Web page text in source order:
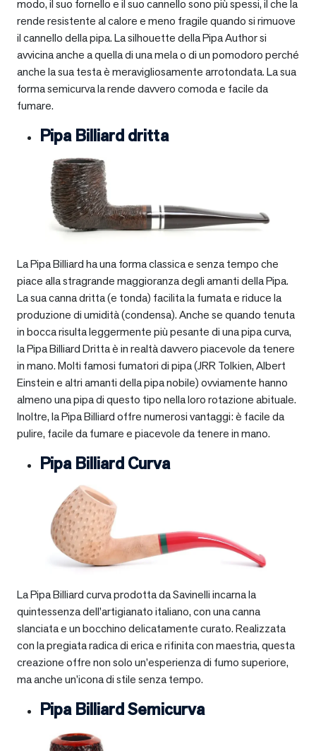
modo, il suo fornello e il suo cannello sono più spessi, il che la
rende resistente al calore e meno fragile quando si rimuove
il cannello della pipa. La silhouette della Pipa Author si
avvicina anche a quella di una mela o di un pomodoro perché
anche la sua testa è meravigliosamente arrotondata. La sua
forma semicurva la rende davvero comoda e facile da
fumare.
Pipa Billiard dritta
La Pipa Billiard ha una forma classica e senza tempo che
piace alla stragrande maggioranza degli amanti della Pipa.
La sua canna dritta (e tonda) facilita la fumata e riduce la
produzione di umidità (condensa). Anche se quando tenuta
in bocca risulta leggermente più pesante di una pipa curva,
la Pipa Billiard Dritta è in realtà davvero piacevole da tenere
in mano. Molti famosi fumatori di pipa (JRR Tolkien, Albert
Einstein e altri amanti della pipa nobile) ovviamente hanno
almeno una pipa di questo tipo nella loro rotazione abituale.
Inoltre, la Pipa Billiard offre numerosi vantaggi: è facile da
pulire, facile da fumare e piacevole da tenere in mano.
Pipa Billiard Curva
La Pipa Billiard curva prodotta da Savinelli incarna la
quintessenza dell’artigianato italiano, con una canna
slanciata e un bocchino delicatamente curato. Realizzata
con la pregiata radica di erica e rifinita con maestria, questa
creazione offre non solo un’esperienza di fumo superiore,
ma anche un’icona di stile senza tempo.
Pipa Billiard Semicurva